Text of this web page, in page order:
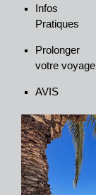
Infos
Pratiques
Prolonger
votre voyage
AVIS